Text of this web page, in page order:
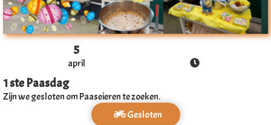
5
april
1 ste Paasdag
Zijn we gesloten om Paaseieren te zoeken.
Gesloten
Hierdoor
website-
van